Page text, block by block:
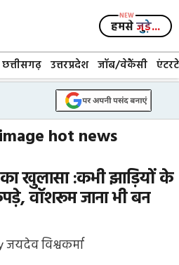
हमसेजुड़े...
छत्तीसगढ़ उत्तरप्रदेश जॉब/वेकैंसी
hot news
खुलासा :कभी झाड़ियों के
वॉशरूम जाना भी बन
जयदेव विश्वकर्मा